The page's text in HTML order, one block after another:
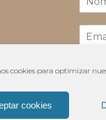
cookies para optimizar
cookies
r
*
m